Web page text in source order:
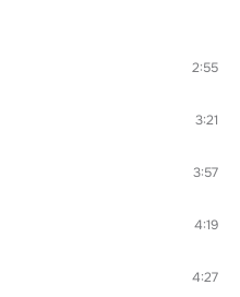
2:55
3:21
3:57
4:19
4:27